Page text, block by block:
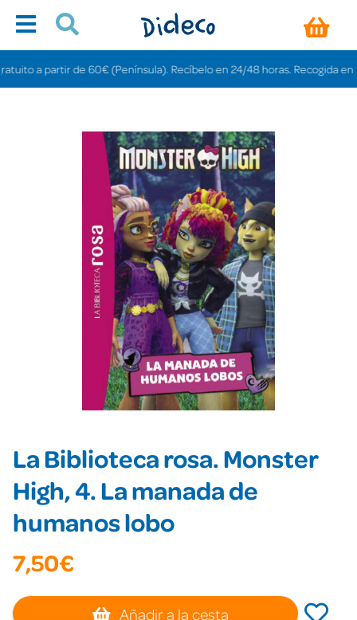
a partir de 60€ (Península). Recíbelo en 24/48 horas. Recogida en
La Biblioteca rosa. Monster
High, 4. La manada de
humanos lobo
7,50€
Añadir a la cesta